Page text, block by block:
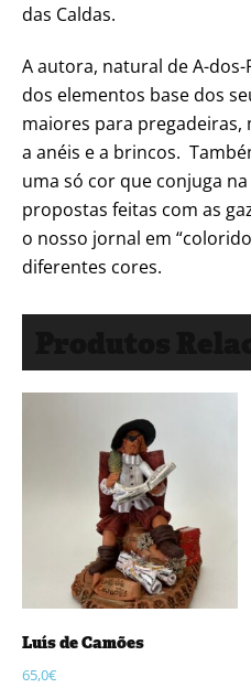
das Caldas.
A autora, natural de A-
dos elementos base dos
maiores para
a anéis e a brincos.
uma só cor que conjuga
propostas feitas com as
o nosso jornal em
diferentes cores.
Luís de Camões
65,0€